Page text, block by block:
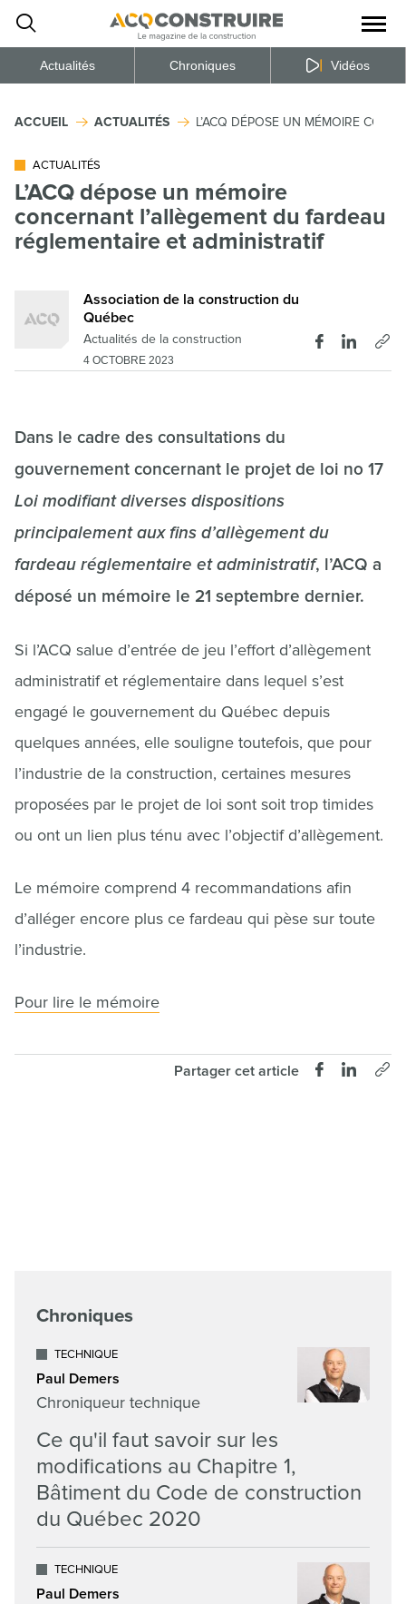
la
du
Actualités Chroniques Vidéos
ACCUEIL ACTUALITÉS L’ACQ DÉPOSE UN MÉMOIRE
ACTUALITÉS
L’ACQ dépose un mémoire
concernant l’allègement du fardeau
réglementaire et administratif
Association de la construction du
Québec
Actualités de la construction
4 OCTOBRE 2023
Dans le cadre des consultations du
gouvernement concernant le projet de loi no 17
Loi modifiant diverses dispositions
principalement aux fins d’allègement du
fardeau réglementaire et administratif, l’ACQ a
déposé un mémoire le 21 septembre dernier.
Si l’ACQ salue d’entrée de jeu l’effort d’allègement
administratif et réglementaire dans lequel s’est
engagé le gouvernement du Québec depuis
quelques années, elle souligne toutefois, que pour
l’industrie de la construction, certaines mesures
proposées par le projet de loi sont soit trop timides
ou ont un lien plus ténu avec l’objectif d’allègement.
Le mémoire comprend 4 recommandations afin
d’alléger encore plus ce fardeau qui pèse sur toute
l’industrie.
Pour lire le mémoire
Partager cet article
Chroniques
TECHNIQUE
Paul Demers
Chroniqueur technique
Ce qu'il faut savoir sur les
modifications au Chapitre 1,
Bâtiment du Code de construction
du Québec 2020
TECHNIQUE
Paul Demers